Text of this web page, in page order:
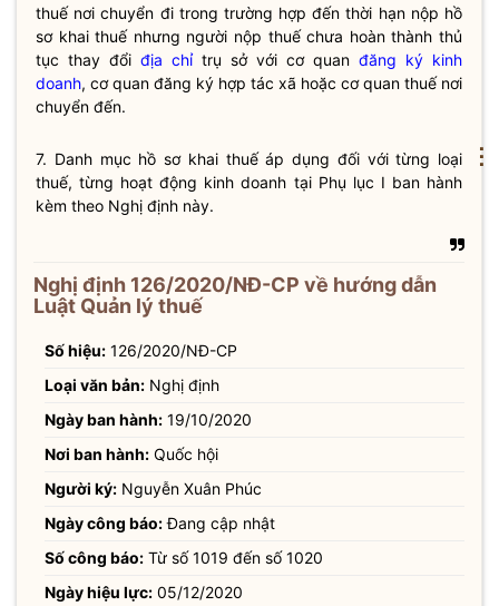
thuếnơi chuyển đi trong trường hợp đến thời hạn nộp hồ
sơ khaithuếnhưng người nộp thuếchưa hoàn thành thủ
tục thay đổi địa chỉtrụ sở với cơ quan đăng ký kinh
doanh, cơ quan đăng ký hợp tác xã hoặc cơ quan thuếnơi
chuyển đến.
7. Danh mục hồ sơ khai thuế áp dụng đối với từng loại
thuế, từng hoạt động kinh doanh tại Phụ lục I ban hành
kèm theo Nghị định này.
Nghị định 126/2020/NĐ-CP về hướng dẫn
Luật Quản lý thuế
Số hiệu: 126/2020/NĐ-CP
Loại văn bản: Nghị định
Ngày ban hành: 19/10/2020
Nơi ban hành: Quốc hội
Người ký: Nguyễn Xuân Phúc
Ngày công báo:Đang cập nhật
Số công báo: Từ số 1019 đến số 1020
Ngày hiệu lực: 05/12/2020
⋮